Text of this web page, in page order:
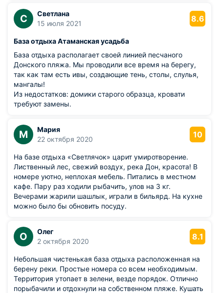
С
Светлана
15 июля 2021
8.6
База отдыха Атаманская усадьба
База отдыха располагает своей линией песчаного
Донского пляжа. Мы проводили все время на берегу,
так как там есть ивы, создающие тень, столы, слулья,
мангалы!
Из недостатков: домики старого образца, кровати
требуют замены.
М
Мария
22 октября 2020
10
На базе отдыха «Светлячок» царит умиротворение.
Лиственный лес, свежий воздух, река Дон, красота! В
номере уютно, неплохая мебель. Питались в местном
кафе. Пару раз ходили рыбачить, улов на 3 кг.
Вечерами жарили шашлык, играли в бильярд. На кухне
можно было бы обновить посуду.
О
Олег
2 октября 2020
8.1
Небольшая чистенькая база отдыха расположенная на
берену реки. Простые номера со всем необходимым.
Территория утопает в зелени, везде порядок. Отлично
порыбачили и отдохнули на собственном пляже. Кушать